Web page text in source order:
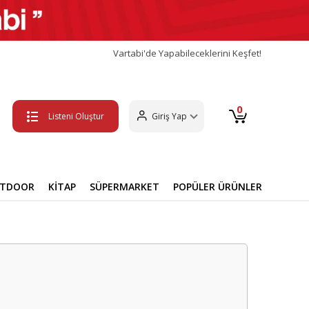
Vartabi'de Yapabileceklerini Keşfet!
Listeni Oluştur Giriş Yap 0
KİTAP SÜPERMARKET POPÜLER ÜRÜNLER